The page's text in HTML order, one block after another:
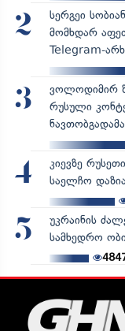
2
სერგეი
მომხდარ
Telegram-
3
ვოლოდიმირ
რუსული
4
კიევზე
საელჩო
5
უკრაინის
სამხედრო